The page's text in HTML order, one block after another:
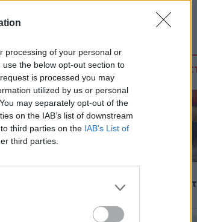
processing of your personal or
the below opt-out section to
is processed you may
utilized by us or personal
may separately opt-out of the
on the IAB’s list of downstream
third parties on the IAB’s List of
third parties.
6 φρούτα που μπορουν να